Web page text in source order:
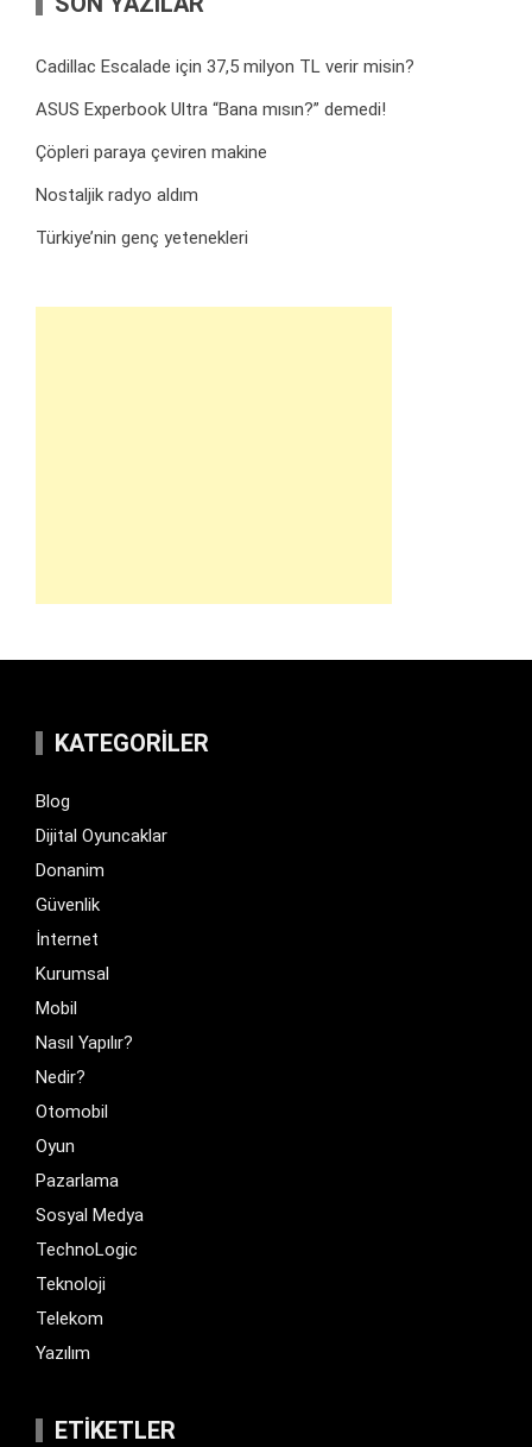
Cadillac Escalade için 37,5 milyon TL verir misin?
ASUS Experbook Ultra “Bana mısın?” demedi!
Çöpleri paraya çeviren makine
Nostaljik radyo aldım
Türkiye’nin genç yetenekleri
KATEGORILER
Blog
Dijital Oyuncaklar
Donanim
Güvenlik
İnternet
Kurumsal
Mobil
Nasıl Yapılır?
Nedir?
Otomobil
Oyun
Pazarlama
Sosyal Medya
TechnoLogic
Teknoloji
Telekom
Yazılım
ETIKETLER